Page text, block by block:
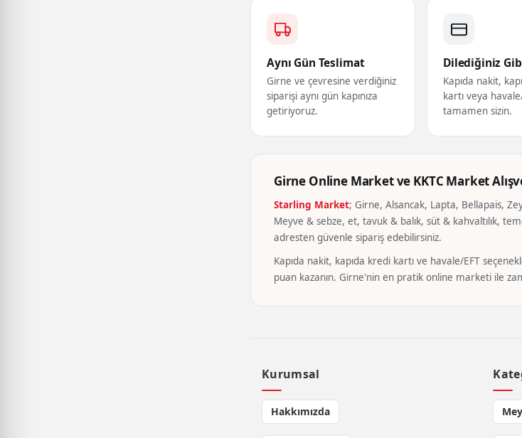
Aynı Gün Teslimat
Girne ve çevresine verdiğiniz
siparişi aynı gün kapınıza
getiriyoruz.
Dilediğiniz
Kapıda nakit,
kartı veya
tamamen sizin.
Girne Online Market ve KKTC Market
Starling Market; Girne, Alsancak, Lapta, Bellapais,
Meyve & sebze, et, tavuk & balık, süt & kahvaltılık,
adresten güvenle sipariş edebilirsiniz.
Kapıda nakit, kapıda kredi kartı ve havale/EFT
puan kazanın. Girne'nin en pratik online marketi ile
Kurumsal
Hakkımızda